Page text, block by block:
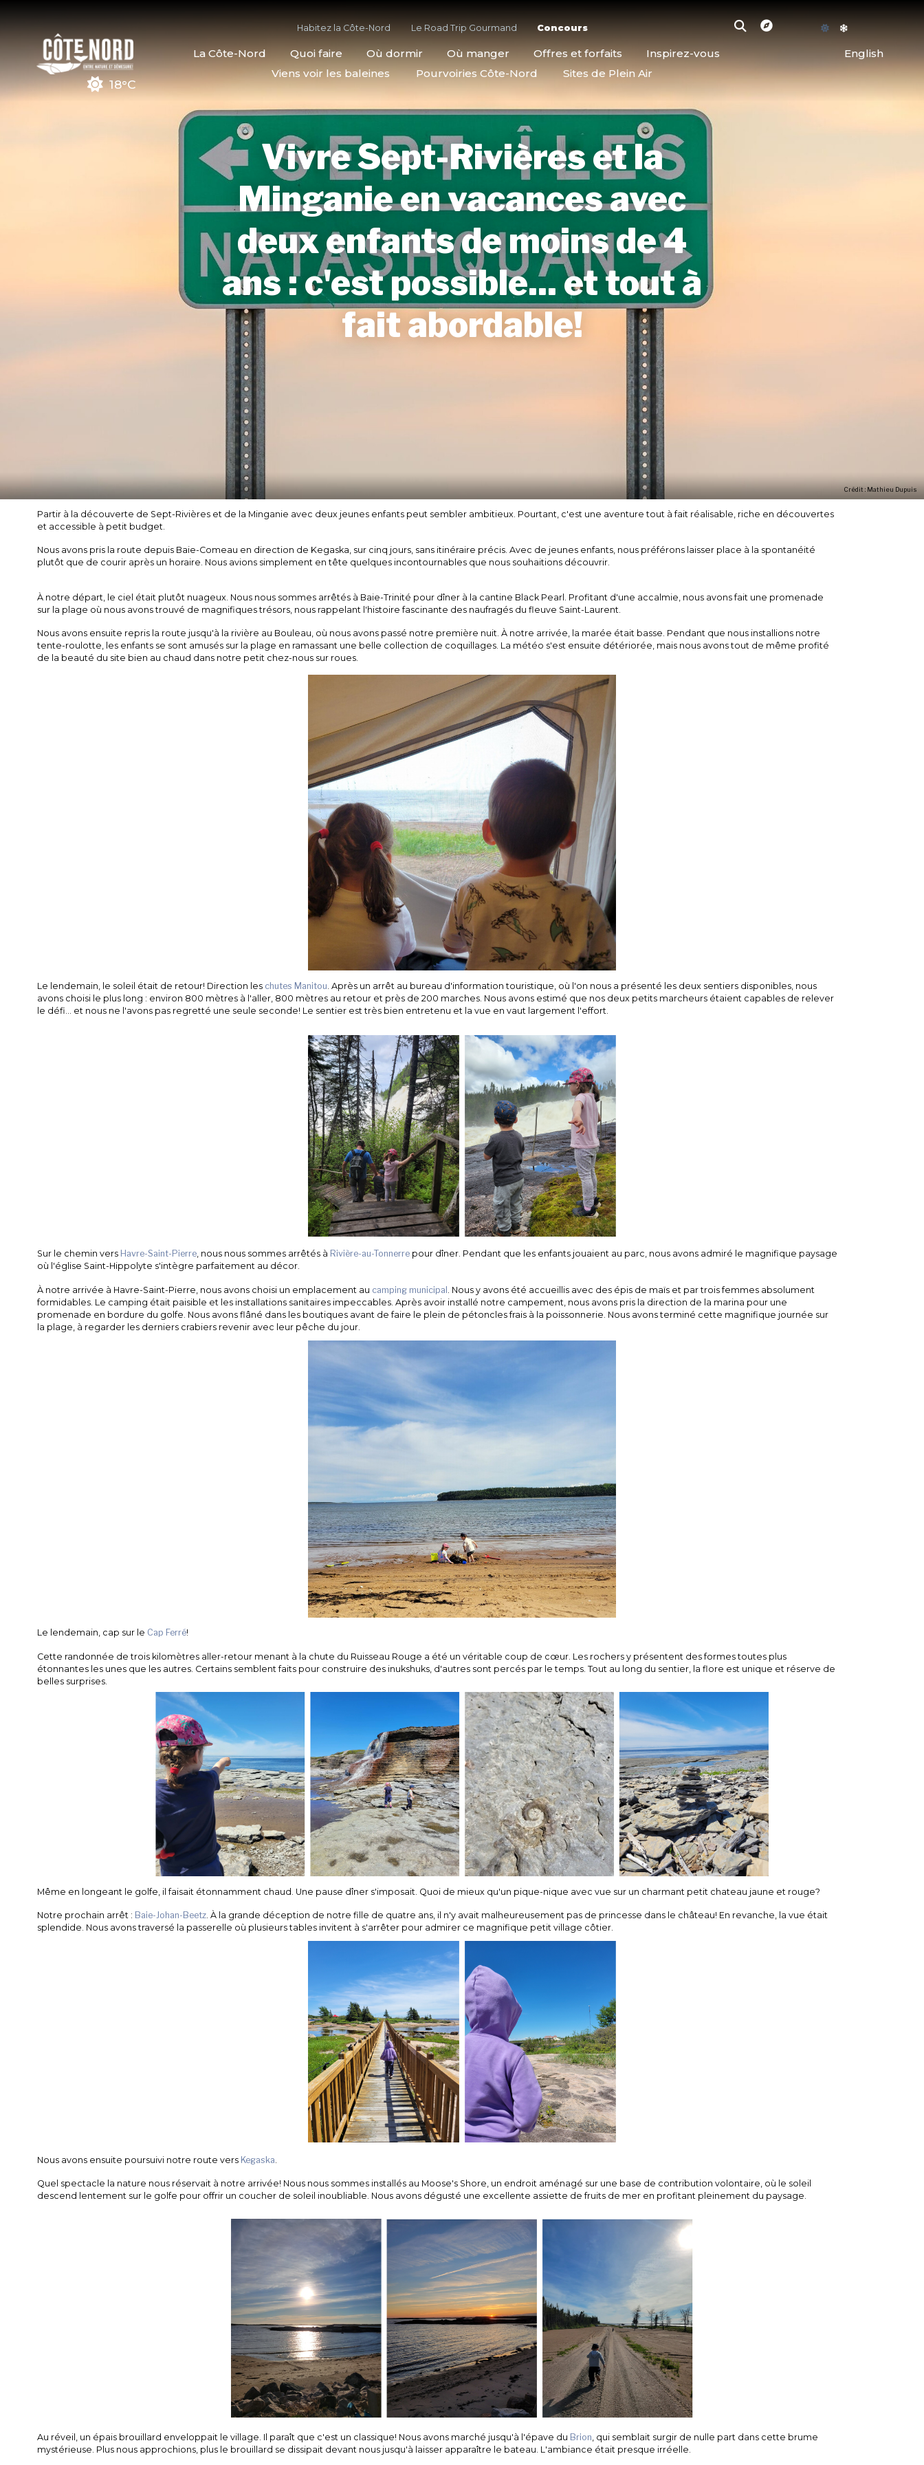
18°C
Habitez la Côte-Nord Le Road Trip Gourmand Concours
La Côte-Nord Quoi faire Où dormir Où manger Offres et forfaits Inspirez-vous
English
Viens voir les baleines
Pourvoiries Côte-Nord Sites de Plein Air
Vivre Sept-Rivières et la
Minganie en vacances avec
deux enfants de moins de 4
ans : c'est possible... et tout à
fait abordable!
Crédit : Mathieu Dupuis
Partir à la découverte de Sept-Rivières et de la Minganie avec deux jeunes enfants peut sembler ambitieux. Pourtant, c'est une aventure tout à fait réalisable, riche en découvertes
et accessible à petit budget.
Nous avons pris la route depuis Baie-Comeau en direction de Kegaska, sur cinq jours, sans itinéraire précis. Avec de jeunes enfants, nous préférons laisser place à la spontanéité
plutôt que de courir après un horaire. Nous avions simplement en tête quelques incontournables que nous souhaitions découvrir.
À notre départ, le ciel était plutôt nuageux. Nous nous sommes arrêtés à Baie-Trinité pour dîner à la cantine Black Pearl. Profitant d'une accalmie, nous avons fait une promenade
sur la plage où nous avons trouvé de magnifiques trésors, nous rappelant l'histoire fascinante des naufragés du fleuve Saint-Laurent.
Nous avons ensuite repris la route jusqu'à la rivière au Bouleau, où nous avons passé notre première nuit. À notre arrivée, la marée était basse. Pendant que nous installions notre
tente-roulotte, les enfants se sont amusés sur la plage en ramassant une belle collection de coquillages. La météo s'est ensuite détériorée, mais nous avons tout de même profité
de la beauté du site bien au chaud dans notre petit chez-nous sur roues.
Le lendemain, le soleil était de retour! Direction les chutes Manitou . Après un arrêt au bureau d'information touristique, où l'on nous a présenté les deux sentiers disponibles, nous
avons choisi le plus long : environ 800 mètres à l'aller, 800 mètres au retour et près de 200 marches. Nous avons estimé que nos deux petits marcheurs étaient capables de relever
le défi… et nous ne l'avons pas regretté une seule seconde! Le sentier est très bien entretenu et la vue en vaut largement l'effort.
Sur le chemin vers Havre-Saint-Pierre, nous nous sommes arrêtés à Rivière-au-Tonnerrepour dîner. Pendant que les enfants jouaient au parc, nous avons admiré le magnifique paysage
où l'église Saint-Hippolyte s'intègre parfaitement au décor.
À notre arrivée à Havre-Saint-Pierre, nous avons choisi un emplacement au camping municipal . Nous y avons été accueillis avec des épis de maïs et par trois femmes absolument
formidables. Le camping était paisible et les installations sanitaires impeccables. Après avoir installé notre campement, nous avons pris la direction de la marina pour une
promenade en bordure du golfe. Nous avons flâné dans les boutiques avant de faire le plein de pétoncles frais à la poissonnerie. Nous avons terminé cette magnifique journée sur
la plage, à regarder les derniers crabiers revenir avec leur pêche du jour.
Le lendemain, cap sur le Cap Ferré!
Cette randonnée de trois kilomètres aller-retour menant à la chute du Ruisseau Rouge a été un véritable coup de cœur. Les rochers y présentent des formes toutes plus
étonnantes les unes que les autres. Certains semblent faits pour construire des inukshuks, d'autres sont percés par le temps. Tout au long du sentier, la flore est unique et réserve de
belles surprises.
Même en longeant le golfe, il faisait étonnamment chaud. Une pause dîner s'imposait. Quoi de mieux qu'un pique-nique avec vue sur un charmant petit chateau jaune et rouge?
Notre prochain arrêt : Baie-Johan-Beetz. À la grande déception de notre fille de quatre ans, il n'y avait malheureusement pas de princesse dans le château! En revanche, la vue était
splendide. Nous avons traversé la passerelle où plusieurs tables invitent à s'arrêter pour admirer ce magnifique petit village côtier.
Nous avons ensuite poursuivi notre route vers Kegaska
Quel spectacle la nature nous réservait à notre arrivée! Nous nous sommes installés au Moose's Shore, un endroit aménagé sur une base de contribution volontaire, où le soleil
descend lentement sur le golfe pour offrir un coucher de soleil inoubliable. Nous avons dégusté une excellente assiette de fruits de mer en profitant pleinement du paysage.
Au réveil, un épais brouillard enveloppait le village. Il paraît que c'est un classique! Nous avons marché jusqu'à l'épave du Brion , qui semblait surgir de nulle part dans cette brume
mystérieuse. Plus nous approchions, plus le brouillard se dissipait devant nous jusqu'à laisser apparaître le bateau. L'ambiance était presque irréelle.